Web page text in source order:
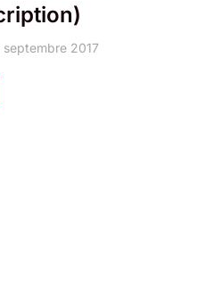
septembre 2017